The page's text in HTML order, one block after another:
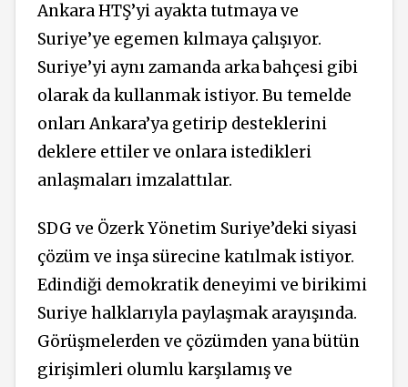
Ankara HTŞ’yi ayakta tutmaya ve
Suriye’ye egemen kılmaya çalışıyor.
Suriye’yi aynı zamanda arka bahçesi gibi
olarak da kullanmak istiyor. Bu temelde
onları Ankara’ya getirip desteklerini
deklere ettiler ve onlara istedikleri
anlaşmaları imzalattılar.
SDG ve Özerk Yönetim Suriye’deki siyasi
çözüm ve inşa sürecine katılmak istiyor.
Edindiği demokratik deneyimi ve birikimi
Suriye halklarıyla paylaşmak arayışında.
Görüşmelerden ve çözümden yana bütün
girişimleri olumlu karşılamış ve